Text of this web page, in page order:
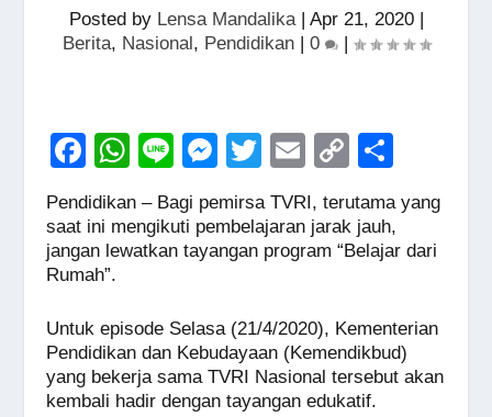
Posted by Lensa Mandalika| Apr 21, 2020|
Berita, Nasional, Pendidikan| 0 |
F
a
c
e
b
o
o
k
W
at
s
p
p
Li
n
e
M
e
ss
e
g
er
T
wi
tt
er
E
m
ail
C
p
y
n
k
ar
e
Pendidikan – Bagi pemirsa TVRI, terutama yang
saat ini mengikuti pembelajaran jarak jauh,
jangan lewatkan tayangan program “Belajar dari
Rumah”.
Untuk episode Selasa (21/4/2020), Kementerian
Pendidikan dan Kebudayaan (Kemendikbud)
yang bekerja sama TVRI Nasional tersebut akan
kembali hadir dengan tayangan edukatif.